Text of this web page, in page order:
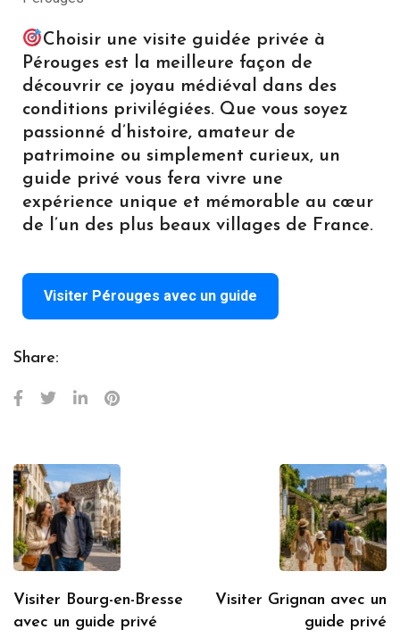
Choisir une visite guidée privée à
Pérouges est la meilleure façon de
découvrir ce joyau médiéval dans des
conditions privilégiées. Que vous soyez
passionné d’histoire, amateur de
patrimoine ou simplement curieux, un
guide privé vous fera vivre une
expérience unique et mémorable au cœur
de l’un des plus beaux villages de France.
Visiter Pérouges avec un guide
Share:
Visiter Bourg-en-Bresse
avec un guide privé
Visiter Grignan avec un
guide privé